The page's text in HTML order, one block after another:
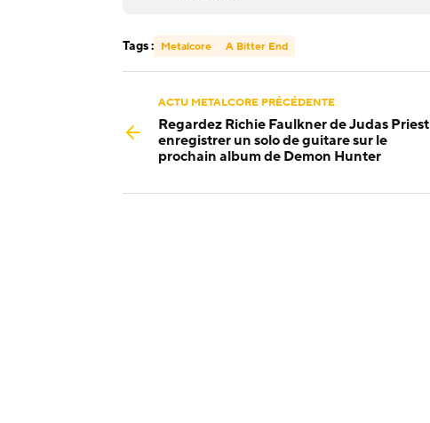
Tags : Metalcore A Bitter End
ACTU METALCORE PRÉCÉDENTE
Regardez Richie Faulkner de Judas Priest
enregistrer un solo de guitare sur le
prochain album de Demon Hunter